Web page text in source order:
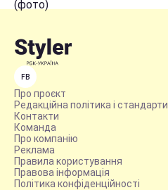
FB
Про проєкт
Редакційна політика і стандарти
Контакти
Команда
Про компанію
Реклама
Правила користування
Правова інформація
Політика конфіденційності